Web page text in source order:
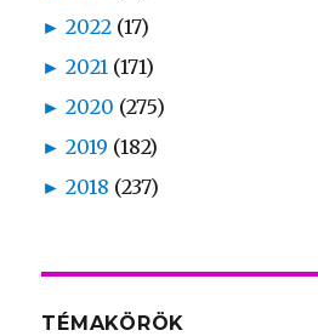
► 2022 (17)
► 2021 (171)
► 2020 (275)
► 2019 (182)
► 2018 (237)
TÉMAKÖRÖK